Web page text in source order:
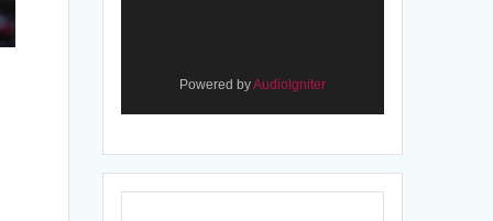
Powered byAudioIgniter